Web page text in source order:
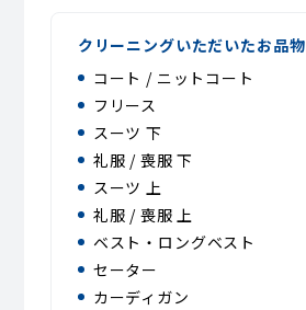
クリーニングいただいたお品物
コート / ニットコート
フリース
スーツ 下
礼服 / 喪服 下
スーツ 上
礼服 / 喪服 上
ベスト・ロングベスト
セーター
カーディガン